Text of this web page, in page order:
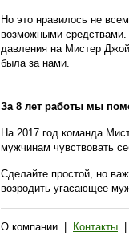
Но это нравилось не
возможными средствами.
давления на Мистер
была за нами.
За 8 лет работы мы
На 2017 год команда
мужчинам чувствовать
Сделайте простой, но
возродить угасающее
О компании Контакты